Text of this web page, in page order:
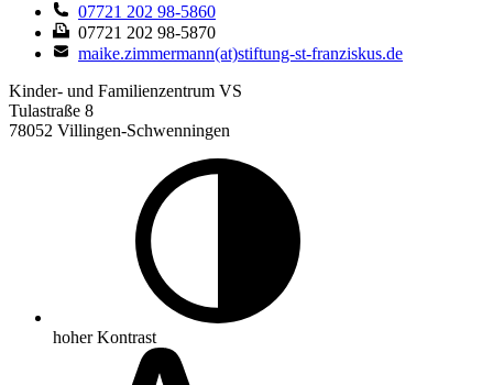
07721 202 98-5860
07721 202 98-5870
maike.zimmermann(at)stiftung-st-franziskus.de
Kinder- und Familienzentrum VS
Tulastraße 8
78052 Villingen-Schwenningen
hoher Kontrast